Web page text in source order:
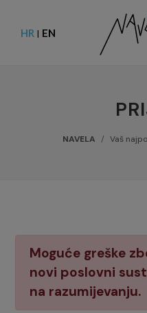
HR | EN
NAVELA Vaš
Moguće greške
novi poslovni
na razumijevanju.